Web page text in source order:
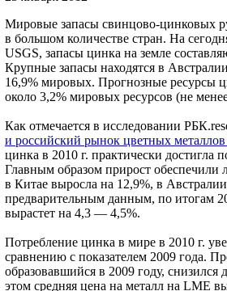
Мировые запасы свинцово-цинковых
в большом количестве стран. На
USGS, запасы цинка на земле
Крупные запасы находятся в
16,9% мировых. Прогнозные ресурсы
около 3,2% мировых ресурсов (не
Как отмечается в исследовании
и российский рынок цветных металлов
цинка в 2010 г. практически достигла
Главным образом прирост
в Китае выросла на 12,9%, в
предварительным данным, по итогам
вырастет на 4,3 — 4,5%.
Потребление цинка в мире в 2010 г.
сравнению с показателем 2009 года.
образовавшийся в 2009 году,
этом средняя цена на металл на LME